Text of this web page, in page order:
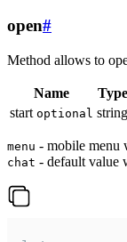
open#
Method allows to
Name Type
start optional string
menu - mobile menu
chat - default value